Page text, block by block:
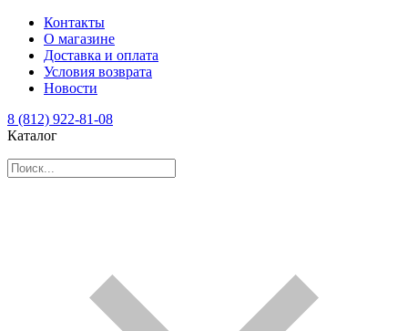
Контакты
О магазине
Доставка и оплата
Условия возврата
Новости
8 (812) 922-81-08
Каталог